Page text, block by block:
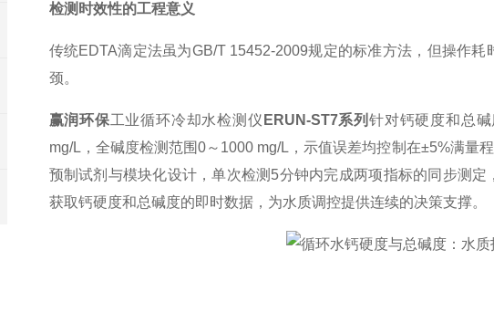
检测时效性的工程意义
传统EDTA滴定法虽为GB/T 15452-2009规定的标准方法，但操作
颈。
赢润环保工业循环冷却水检测仪 ERUN-ST7系列针对钙硬度和总
mg/L，全碱度检测范围0～1000 mg/L，示值误差均控制在±5%满量
预制试剂与模块化设计，单次检测5分钟内完成两项指标的同步测
获取钙硬度和总碱度的即时数据，为水质调控提供连续的决策支撑。